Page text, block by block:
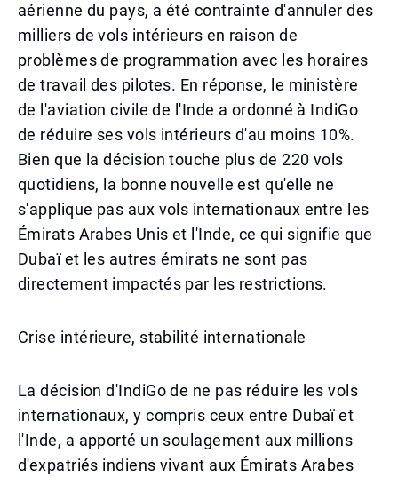
aérienne du pays, a été contrainte d'annuler des
milliers de vols intérieurs en raison de
problèmes de programmation avec les horaires
de travail des pilotes. En réponse, le ministère
de l'aviation civile de l'Inde a ordonné à IndiGo
de réduire ses vols intérieurs d'au moins 10%.
Bien que la décision touche plus de 220 vols
quotidiens, la bonne nouvelle est qu'elle ne
s'applique pas aux vols internationaux entre les
Émirats Arabes Unis et l'Inde, ce qui signifie que
Dubaï et les autres émirats ne sont pas
directement impactés par les restrictions.
Crise intérieure, stabilité internationale
La décision d'IndiGo de ne pas réduire les vols
internationaux, y compris ceux entre Dubaï et
l'Inde, a apporté un soulagement aux millions
d'expatriés indiens vivant aux Émirats Arabes